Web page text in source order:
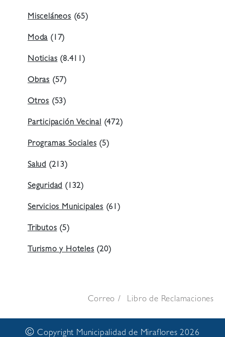
Misceláneos (65)
Moda (17)
Noticias (8.411)
Obras (57)
Otros (53)
Participación Vecinal (472)
Programas Sociales (5)
Salud (213)
Seguridad (132)
Servicios Municipales (61)
Tributos (5)
Turismo y Hoteles (20)
Correo Libro de Reclamaciones
© Copyright Municipalidad de Miraflores 2026